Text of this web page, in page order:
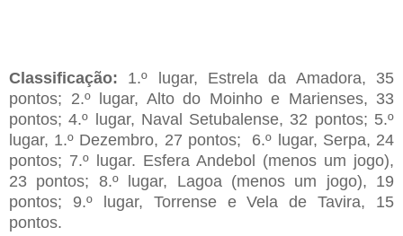
Classificação: 1.º lugar, Estrela da Amadora, 35
pontos; 2.º lugar, Alto do Moinho e Marienses, 33
pontos; 4.º lugar, Naval Setubalense, 32 pontos; 5.º
lugar, 1.º Dezembro, 27 pontos; 6.º lugar, Serpa, 24
pontos; 7.º lugar. Esfera Andebol (menos um jogo),
23 pontos; 8.º lugar, Lagoa (menos um jogo), 19
pontos; 9.º lugar, Torrense e Vela de Tavira, 15
pontos.